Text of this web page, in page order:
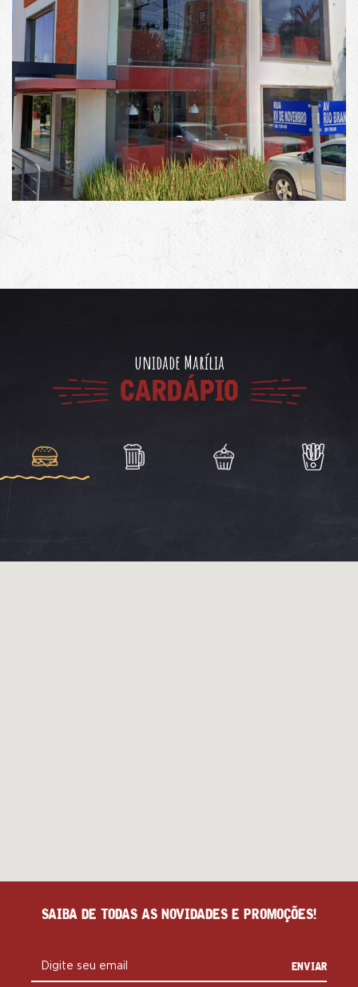
unidade Marília
CARDÁPIO
SAIBA DE TODAS AS NOVIDADES E PROMOÇÕES!
Digite seu email ENVIAR